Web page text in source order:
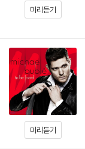
미리듣기
미리듣기